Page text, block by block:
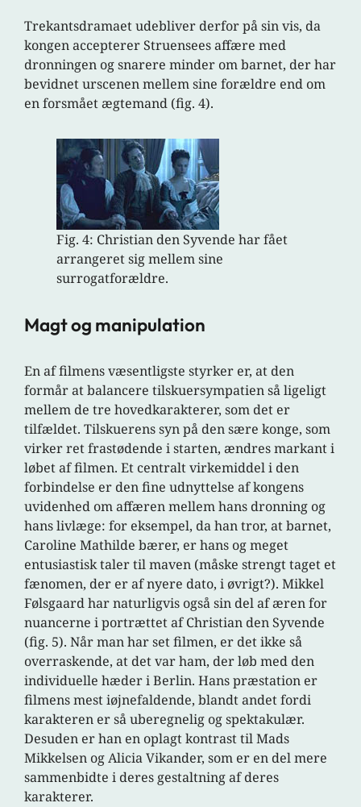
Trekantsdramaet udebliver derfor på sin vis, da
kongen accepterer Struensees affære med
dronningen og snarere minder om barnet, der har
bevidnet urscenen mellem sine forældre end om
en forsmået ægtemand (fig. 4).
Fig. 4: Christian den Syvende har fået
arrangeret sig mellem sine
surrogatforældre.
Magt og manipulation
En af filmens væsentligste styrker er, at den
formår at balancere tilskuersympatien så ligeligt
mellem de tre hovedkarakterer, som det er
tilfældet. Tilskuerens syn på den sære konge, som
virker ret frastødende i starten, ændres markant i
løbet af filmen. Et centralt virkemiddel i den
forbindelse er den fine udnyttelse af kongens
uvidenhed om affæren mellem hans dronning og
hans livlæge: for eksempel, da han tror, at barnet,
Caroline Mathilde bærer, er hans og meget
entusiastisk taler til maven (måske strengt taget et
fænomen, der er af nyere dato, i øvrigt?). Mikkel
Følsgaard har naturligvis også sin del af æren for
nuancerne i portrættet af Christian den Syvende
(fig. 5). Når man har set filmen, er det ikke så
overraskende, at det var ham, der løb med den
individuelle hæder i Berlin. Hans præstation er
filmens mest iøjnefaldende, blandt andet fordi
karakteren er så uberegnelig og spektakulær.
Desuden er han en oplagt kontrast til Mads
Mikkelsen og Alicia Vikander, som er en del mere
sammenbidte i deres gestaltning af deres
karakterer.